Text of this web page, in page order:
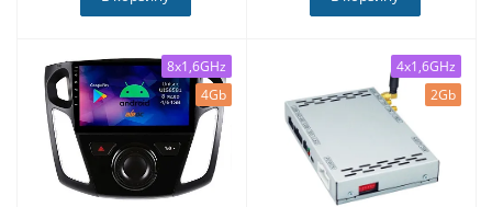
8x1,6GHz
4Gb
4x1,6GHz
2Gb